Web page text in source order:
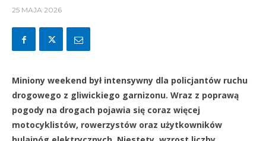
25 MAJA 2026
Miniony weekend był intensywny dla policjantów ruchu
drogowego z gliwickiego garnizonu. Wraz z poprawą
pogody na drogach pojawia się coraz więcej
motocyklistów, rowerzystów oraz użytkowników